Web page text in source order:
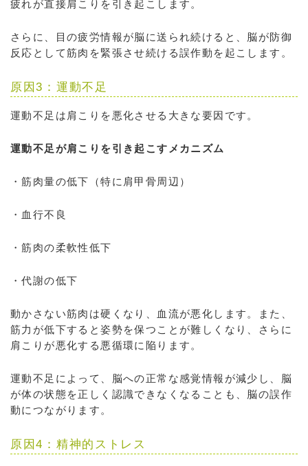
疲れが直接肩こりを引き起こします。
さらに、目の疲労情報が脳に送られ続けると、脳が防御
反応として筋肉を緊張させ続ける誤作動を起こします。
原因3：運動不足
運動不足は肩こりを悪化させる大きな要因です。
運動不足が肩こりを引き起こすメカニズム
・筋肉量の低下（特に肩甲骨周辺）
・血行不良
・筋肉の柔軟性低下
・代謝の低下
動かさない筋肉は硬くなり、血流が悪化します。また、
筋力が低下すると姿勢を保つことが難しくなり、さらに
肩こりが悪化する悪循環に陥ります。
運動不足によって、脳への正常な感覚情報が減少し、脳
が体の状態を正しく認識できなくなることも、脳の誤作
動につながります。
原因4：精神的ストレス